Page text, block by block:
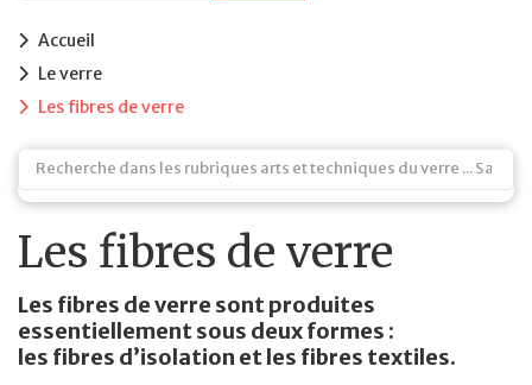
Accueil
Le verre
Les fibres de verre
Les fibres de verre
Les fibres de verre sont produites
essentiellement sous deux formes :
les fibres d’isolation et les fibres textiles.